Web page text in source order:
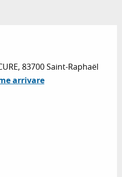
83700 Saint-Raphaël
arrivare